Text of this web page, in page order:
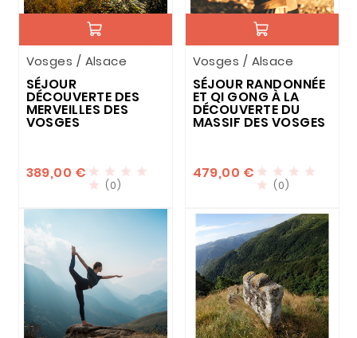
Vosges / Alsace
SÉJOUR
DÉCOUVERTE DES
MERVEILLES DES
VOSGES
389,00 €    
 (0)
Vosges / Alsace
SÉJOUR RANDONNÉE
ET QI GONG À LA
DÉCOUVERTE DU
MASSIF DES VOSGES
479,00 €    
 (0)